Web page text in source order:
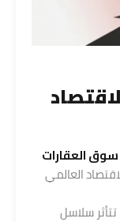
سوق العقارات
العالمي
سلاسل